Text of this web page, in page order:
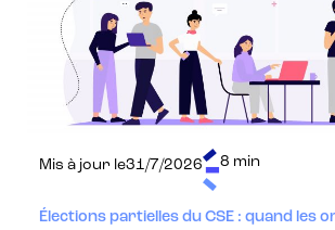
Mis à jour le31/7/2026 8 min
Élections partielles du CSE : quand les